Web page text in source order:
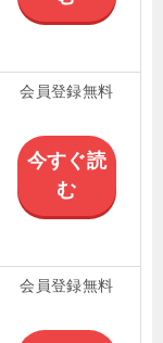
会員登録無料
今すぐ読
む
会員登録無料